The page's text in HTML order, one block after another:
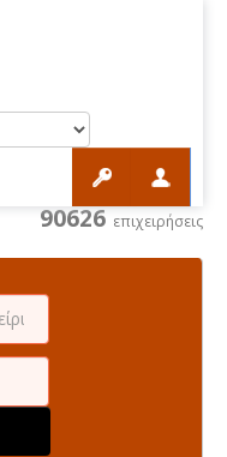
90626 επιχειρήσεις